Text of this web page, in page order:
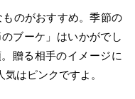
のがおすすめ。季節の
ブーケ」はいかがでし
贈る相手のイメージに
はピンクですよ。